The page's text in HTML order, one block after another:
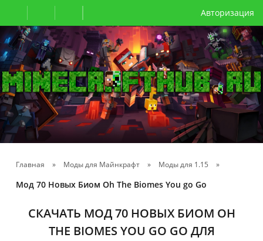
Авторизация
Главная » Моды для Майнкрафт » Моды для 1.15 »
Мод 70 Новых Биом Oh The Biomes You go Go
СКАЧАТЬ МОД 70 НОВЫХ БИОМ OH
THE BIOMES YOU GO GO ДЛЯ